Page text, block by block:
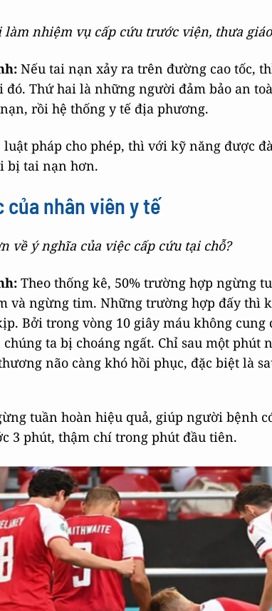
làm nhiệm vụ cấp cứu trước viện, thưa
: Nếu tai nạn xảy ra trên đường cao tốc,
Thứ hai là những người đảm bảo an
rồi hệ thống y tế địa phương.
pháp cho phép, thì với kỹ năng được
bị tai nạn hơn.
của nhân viên y tế
về ý nghĩa của việc cấp cứu tại chỗ?
: Theo thống kê, 50% trường hợp ngừng
và ngừng tim. Những trường hợp đấy thì
Bởi trong vòng 10 giây máu không
ta bị choáng ngất. Chỉ sau một phút
não càng khó hồi phục, đặc biệt là
tuần hoàn hiệu quả, giúp người bệnh
3 phút, thậm chí trong phút đầu tiên.